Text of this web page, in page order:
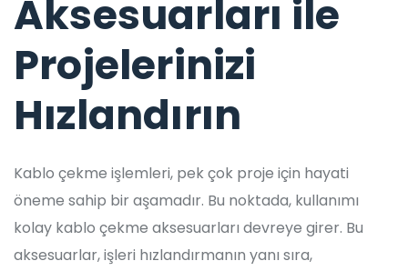
Aksesuarları ile
Projelerinizi
Hızlandırın
Kablo çekme işlemleri, pek çok proje için hayati
öneme sahip bir aşamadır. Bu noktada, kullanımı
kolay kablo çekme aksesuarları devreye girer. Bu
aksesuarlar, işleri hızlandırmanın yanı sıra,